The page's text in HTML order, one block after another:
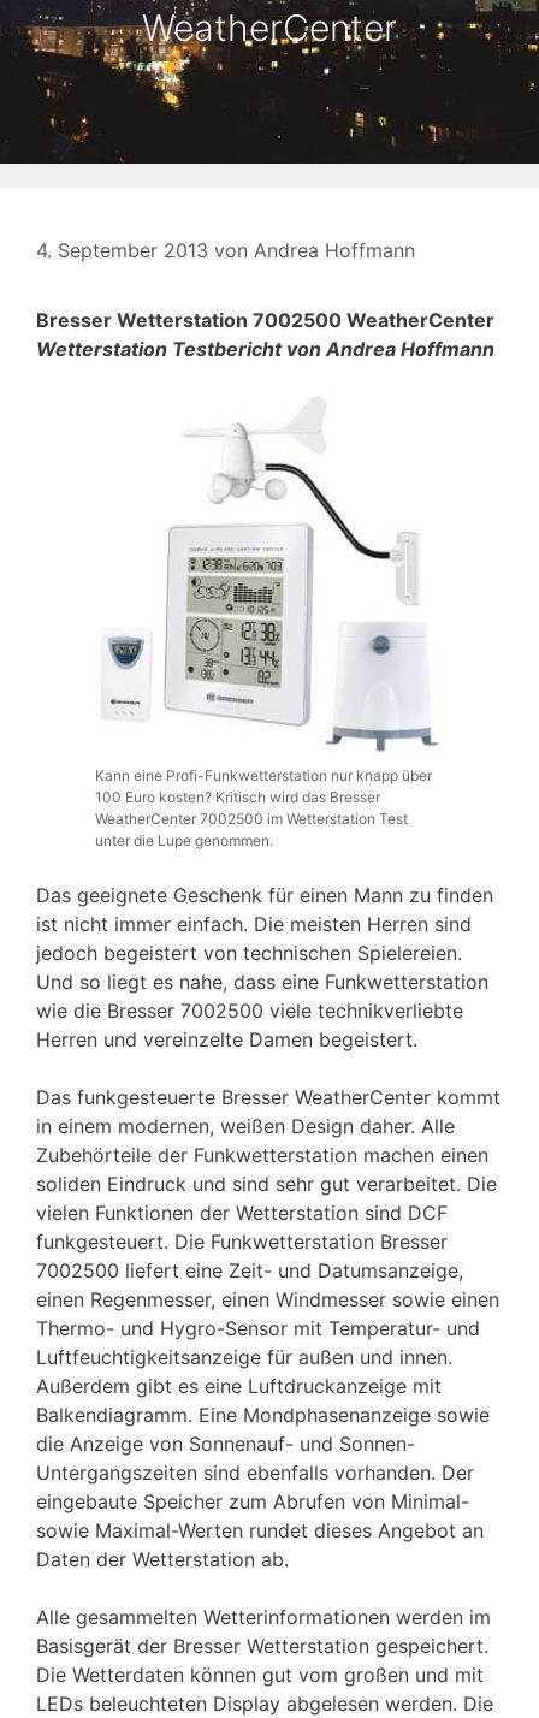
WeatherCenter
4. September 2013 von Andrea Hoffmann
Bresser Wetterstation 7002500 WeatherCenter
Wetterstation Testbericht von Andrea Hoffmann
Kann eine Profi-Funkwetterstation nur knapp über
100 Euro kosten? Kritisch wird das Bresser
WeatherCenter 7002500 im Wetterstation Test
unter die Lupe genommen.
Das geeignete Geschenk für einen Mann zu finden
ist nicht immer einfach. Die meisten Herren sind
jedoch begeistert von technischen Spielereien.
Und so liegt es nahe, dass eine Funkwetterstation
wie die Bresser 7002500 viele technikverliebte
Herren und vereinzelte Damen begeistert.
Das funkgesteuerte Bresser WeatherCenter kommt
in einem modernen, weißen Design daher. Alle
Zubehörteile der Funkwetterstation machen einen
soliden Eindruck und sind sehr gut verarbeitet. Die
vielen Funktionen der Wetterstation sind DCF
funkgesteuert. Die Funkwetterstation Bresser
7002500 liefert eine Zeit- und Datumsanzeige,
einen Regenmesser, einen Windmesser sowie einen
Thermo- und Hygro-Sensor mit Temperatur- und
Luftfeuchtigkeitsanzeige für außen und innen.
Außerdem gibt es eine Luftdruckanzeige mit
Balkendiagramm. Eine Mondphasenanzeige sowie
die Anzeige von Sonnenauf- und Sonnen-
Untergangszeiten sind ebenfalls vorhanden. Der
eingebaute Speicher zum Abrufen von Minimal-
sowie Maximal-Werten rundet dieses Angebot an
Daten der Wetterstation ab.
Alle gesammelten Wetterinformationen werden im
Basisgerät der Bresser Wetterstation gespeichert.
Die Wetterdaten können gut vom großen und mit
LEDs beleuchteten Display abgelesen werden. Die